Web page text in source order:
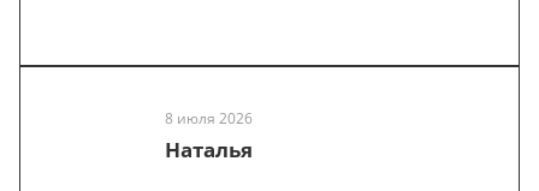
8 июля 2026
Наталья